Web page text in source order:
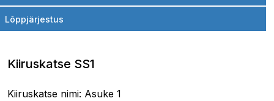
Lõppjärjestus
Kiiruskatse SS1
Kiiruskatse nimi: Asuke 1